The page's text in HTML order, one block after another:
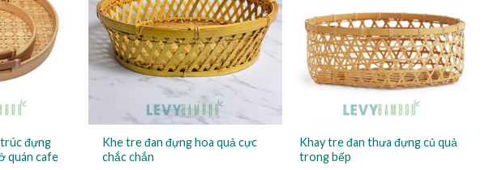
đựng
quán cafe
Khe tre đan đựng hoa quả cực
chắc chắn
Khay tre đan thưa đựng củ quả
trong bếp